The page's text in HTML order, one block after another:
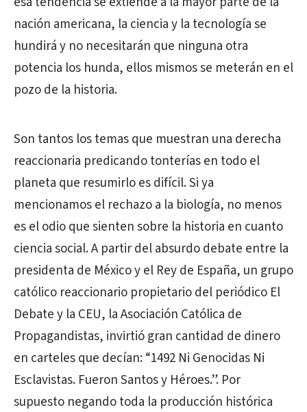
nación americana, la ciencia y la tecnología se
hundirá y no necesitarán que ninguna otra
potencia los hunda, ellos mismos se meterán en el
pozo de la historia.
Son tantos los temas que muestran una derecha
reaccionaria predicando tonterías en todo el
planeta que resumirlo es difícil. Si ya
mencionamos el rechazo a la biología, no menos
es el odio que sienten sobre la historia en cuanto
ciencia social. A partir del absurdo debate entre la
presidenta de México y el Rey de España, un grupo
católico reaccionario propietario del periódico El
Debate y la CEU, la Asociación Católica de
Propagandistas, invirtió gran cantidad de dinero
en carteles que decían: “1492 Ni Genocidas Ni
Esclavistas. Fueron Santos y Héroes.”. Por
supuesto negando toda la producción histórica